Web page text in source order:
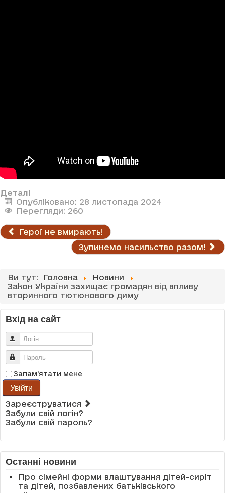
Деталі
Опубліковано: 28 листопада 2024
Перегляди: 260
Герої не вмирають!
Зупинемо насильство разом!
Ви тут: Головна
Новини
Закон України захищає громадян від впливу
вторинного тютюнового диму
Вхід на сайт
Логін
Пароль
Запам'ятати мене
Увійти
Зареєструватися
Забули свій логін?
Забули свій пароль?
Останні новини
Про сімейні форми влаштування дітей-сиріт
та дітей, позбавлених батьківського